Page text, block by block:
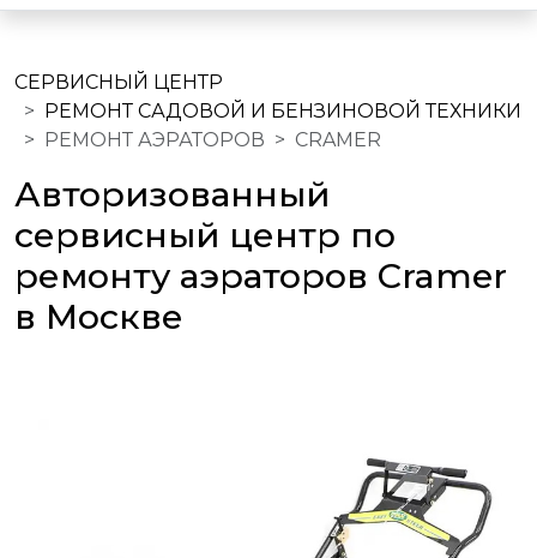
СЕРВИСНЫЙ ЦЕНТР
РЕМОНТ САДОВОЙ И БЕНЗИНОВОЙ ТЕХНИКИ
РЕМОНТ АЭРАТОРОВ
CRAMER
Авторизованный
сервисный центр по
ремонту аэраторов Cramer
в Москве